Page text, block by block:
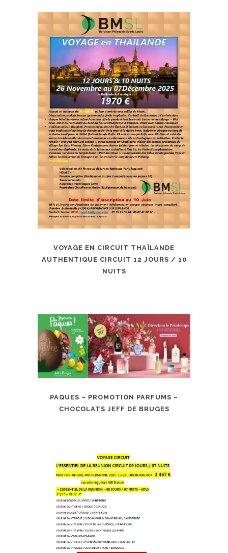
VOYAGE EN CIRCUIT THAÏLANDE
AUTHENTIQUE CIRCUIT 12 JOURS / 10
NUITS
PAQUES – PROMOTION PARFUMS –
CHOCOLATS JEFF DE BRUGES